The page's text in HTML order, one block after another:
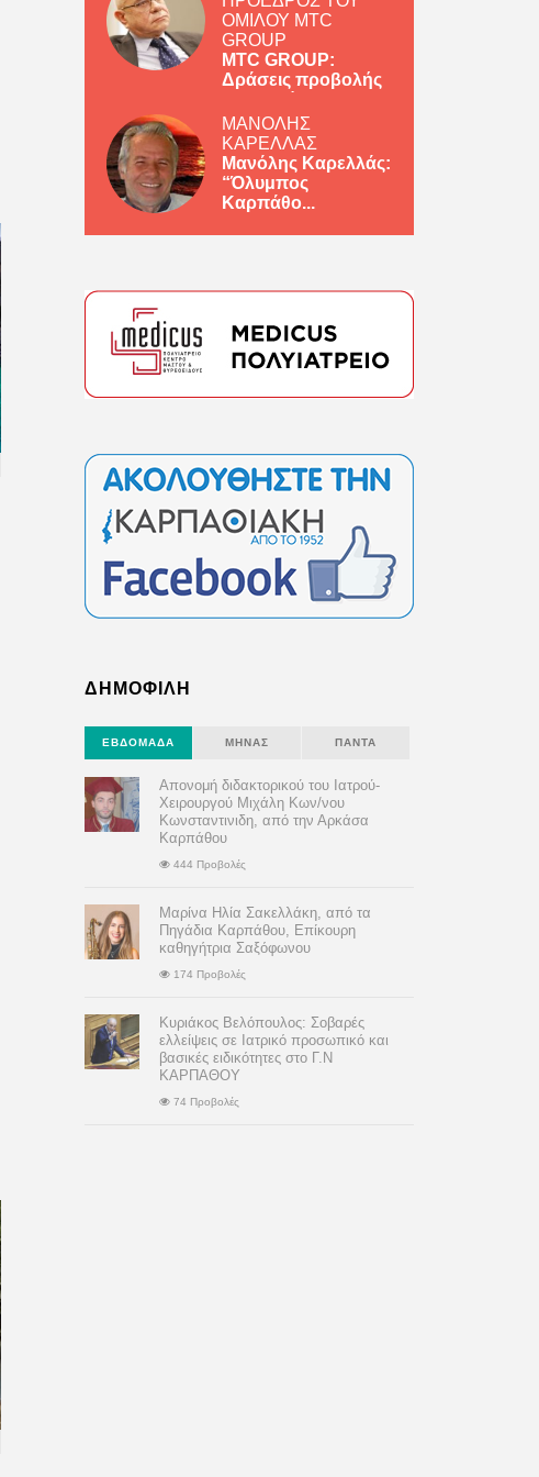
ΟΜΙΛΟΥ MTC
GROUP
MTC GROUP:
Δράσεις προβολής
ΜΑΝΟΛΗΣ
ΚΑΡΕΛΛΑΣ
Μανόλης Καρελλάς:
“Όλυμπος
Καρπάθο...
ΔΗΜΟΦΙΛΗ
ΕΒΔΟΜΆΔΑ ΜΉΝΑΣ ΠΆΝΤΑ
Απονομή διδακτορικού του Ιατρού-
Χειρουργού Μιχάλη Κων/νου
Κωνσταντινιδη, από την Αρκάσα
Καρπάθου
444 Προβολές
Μαρίνα Ηλία Σακελλάκη, από τα
Πηγάδια Καρπάθου, Επίκουρη
καθηγήτρια Σαξόφωνου
174 Προβολές
Κυριάκος Βελόπουλος: Σοβαρές
ελλείψεις σε Ιατρικό προσωπικό και
βασικές ειδικότητες στο Γ.Ν
ΚΑΡΠΑΘΟΥ
74 Προβολές